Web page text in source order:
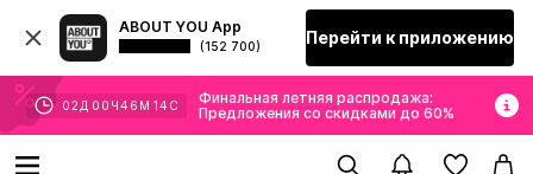
ABOUT YOU App
(152 700) Перейти к приложению
02 Д 00 Ч46 М 12 С
Финальная летняя распродажа:
Предложения со скидками до 60%